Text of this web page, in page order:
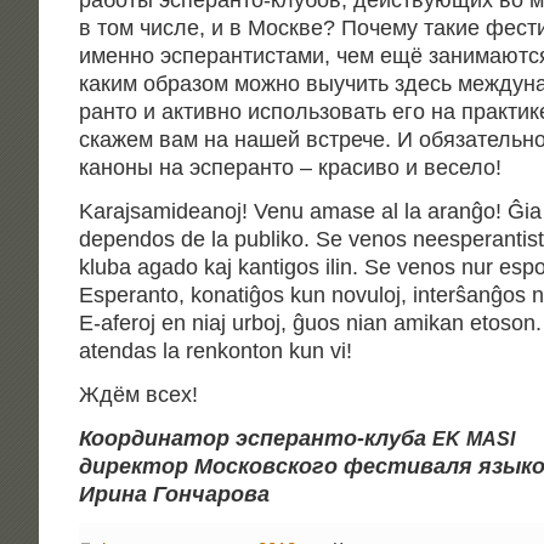
в том чис­ле, и в Москве? Поче­му такие
имен­но эспе­ран­ти­ста­ми, чем ещё
каким обра­зом мож­но выучить здесь
ран­то и актив­но исполь­зо­вать его на
ска­жем вам на нашей встре­че. И
кано­ны на эспе­ран­то – кра­си­во и весело!
Karajsamideanoj! Venu amase al la aranĝo!
dependos de la publiko. Se venos
kluba agado kaj kantigos ilin. Se venos nur
Esperanto, konatiĝos kun novuloj, interŝanĝos
E‑aferoj en niaj urboj, ĝuos nian amikan
atendas la renkonton kun vi!
Ждём всех!
Коор­ди­на­тор эспе­ран­то-клу­ба EK MASI
дирек­тор Мос­ков­ско­го фести­ва­ля
Ири­на Гончарова